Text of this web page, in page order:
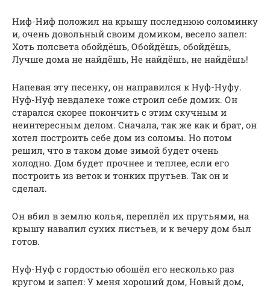
Ниф-Ниф положил на крышу последнюю соломинку
и, очень довольный своим домиком, весело запел:
Хоть полсвета обойдёшь, Обойдёшь, обойдёшь,
Лучше дома не найдёшь, Не найдёшь, не найдёшь!
Напевая эту песенку, он направился к Нуф-Нуфу.
Нуф-Нуф невдалеке тоже строил себе домик. Он
старался скорее покончить с этим скучным и
неинтересным делом. Сначала, так же как и брат, он
хотел построить себе дом из соломы. Но потом
решил, что в таком доме зимой будет очень
холодно. Дом будет прочнее и теплее, если его
построить из веток и тонких прутьев. Так он и
сделал.
Он вбил в землю колья, переплёл их прутьями, на
крышу навалил сухих листьев, и к вечеру дом был
готов.
Нуф-Нуф с гордостью обошёл его несколько раз
кругом и запел: У меня хороший дом, Новый дом,